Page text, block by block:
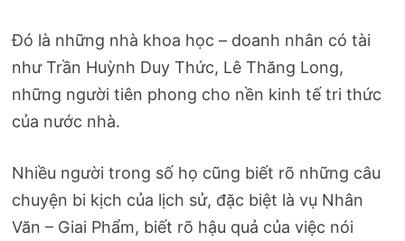
Đó là những nhà khoa học – doanh nhân có tài
như Trần Huỳnh Duy Thức, Lê Thăng Long,
những người tiên phong cho nền kinh tế tri thức
của nước nhà.
Nhiều người trong số họ cũng biết rõ những câu
chuyện bi kịch của lịch sử, đặc biệt là vụ Nhân
Văn – Giai Phẩm, biết rõ hậu quả của việc nói